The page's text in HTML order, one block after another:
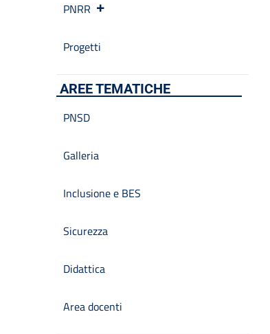
PNRR
Progetti
AREE TEMATICHE
PNSD
Galleria
Inclusione e BES
Sicurezza
Didattica
Area docenti